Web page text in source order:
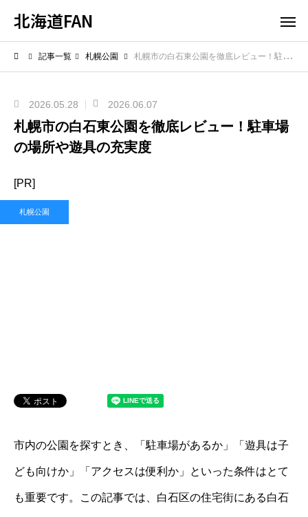
北海道FAN
記事一覧 札幌公園 札幌市の白石東公園を徹底レビュー！駐車場の場所や遊具の充実度
2026.05.28 2026.06.07
札幌市の白石東公園を徹底レビュー！駐車場
の場所や遊具の充実度
[PR]
札幌公園
市内の公園を探すとき、「駐車場があるか」「遊具は子
ども向けか」「アクセスは便利か」といった条件はとて
も重要です。この記事では、白石区の住宅街にある白石